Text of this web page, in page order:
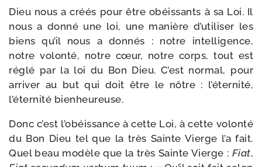
Dieu nous a créés pour être obéis­sants à sa Loi. Il
nous a don­né une loi, une manière d’utiliser les
biens qu’il nous a don­nés : notre intel­li­gence,
notre volon­té, notre cœur, notre corps, tout est
réglé par la loi du Bon Dieu. C’est nor­mal, pour
arri­ver au but qui doit être le nôtre : l’éternité,
l’éternité bienheureuse.
Donc c’est l’obéissance à cette Loi, à cette volon­té
du Bon Dieu tel que la très Sainte Vierge l’a fait.
Quel beau modèle que la très Sainte Vierge : Fiat,